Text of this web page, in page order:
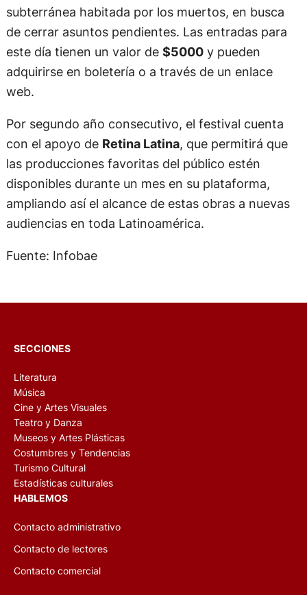
subterránea habitada por los muertos, en busca
de cerrar asuntos pendientes. Las entradas para
este día tienen un valor de $5000y pueden
adquirirse en boletería o a través de un enlace
web.
Por segundo año consecutivo, el festival cuenta
con el apoyo de Retina Latina, que permitirá que
las producciones favoritas del público estén
disponibles durante un mes en su plataforma,
ampliando así el alcance de estas obras a nuevas
audiencias en toda Latinoamérica.
Fuente: Infobae
SECCIONES
Literatura
Música
Cine y Artes Visuales
Teatro y Danza
Museos y Artes Plásticas
Costumbres y Tendencias
Turismo Cultural
Estadísticas culturales
HABLEMOS
Contacto administrativo
Contacto de lectores
Contacto comercial